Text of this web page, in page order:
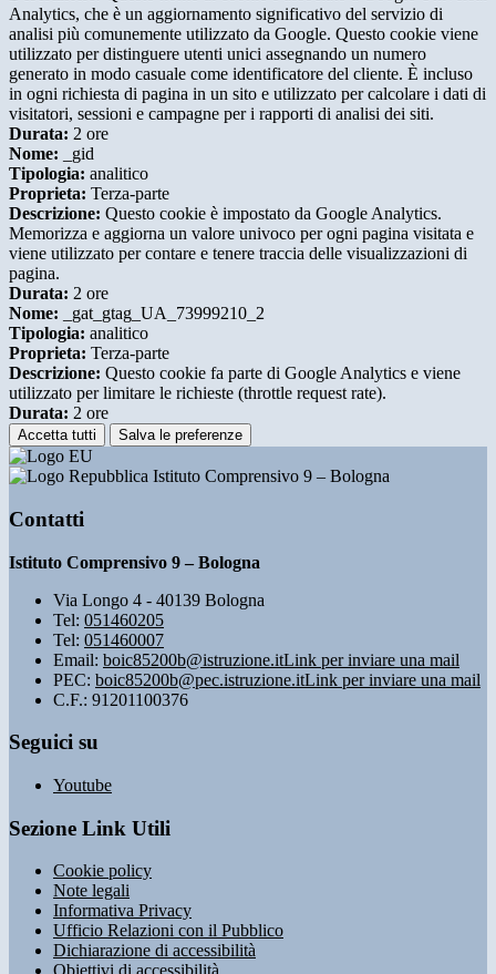
Analytics, che è un aggiornamento significativo del servizio di
analisi più comunemente utilizzato da Google. Questo cookie viene
utilizzato per distinguere utenti unici assegnando un numero
generato in modo casuale come identificatore del cliente. È incluso
in ogni richiesta di pagina in un sito e utilizzato per calcolare i dati di
visitatori, sessioni e campagne per i rapporti di analisi dei siti.
Durata: 2 ore
Nome: _gid
Tipologia: analitico
Proprieta: Terza-parte
Descrizione: Questo cookie è impostato da Google Analytics.
Memorizza e aggiorna un valore univoco per ogni pagina visitata e
viene utilizzato per contare e tenere traccia delle visualizzazioni di
pagina.
Durata: 2 ore
Nome: _gat_gtag_UA_73999210_2
Tipologia: analitico
Proprieta: Terza-parte
Descrizione: Questo cookie fa parte di Google Analytics e viene
utilizzato per limitare le richieste (throttle request rate).
Durata: 2 ore
Accetta tutti Salva le preferenze
Istituto Comprensivo 9 – Bologna
Contatti
Istituto Comprensivo 9 – Bologna
Via Longo 4 - 40139 Bologna
Tel: 051460205
Tel: 051460007
Email: boic85200b@istruzione.itLink per inviare una mail
PEC: boic85200b@pec.istruzione.itLink per inviare una mail
C.F.: 91201100376
Seguici su
Youtube
Sezione Link Utili
Cookie policy
Note legali
Informativa Privacy
Ufficio Relazioni con il Pubblico
Dichiarazione di accessibilità